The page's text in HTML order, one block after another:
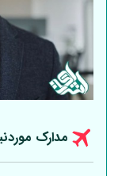
مدارک